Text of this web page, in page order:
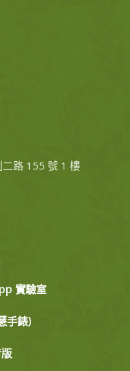
路 155 號 1 樓
實驗室
手錶)